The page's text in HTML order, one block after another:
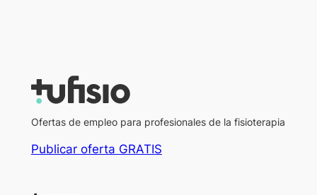
Ofertas de empleo para profesionales de la fisioterapia
Publicar oferta GRATIS